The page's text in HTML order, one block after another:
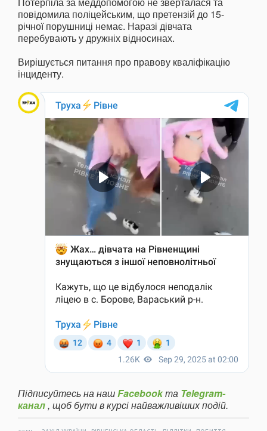
повідомила поліцейським, що претензій до 15-
річної порушниці немає. Наразі дівчата
перебувають у дружніх відносинах.
Вирішується питання про правову кваліфікацію
інциденту.
Підписуйтесь на нашFacebookта Telegram-
канал, щоб бути в курсі найважливіших подій.